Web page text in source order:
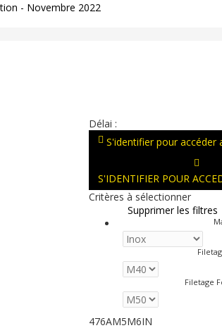
- Novembre 2022
Délai :
S'identifier pour accéder
S'IDENTIFIER POUR
Critères à sélectionner
Supprimer les filtres
Filetage
476AM5M6IN